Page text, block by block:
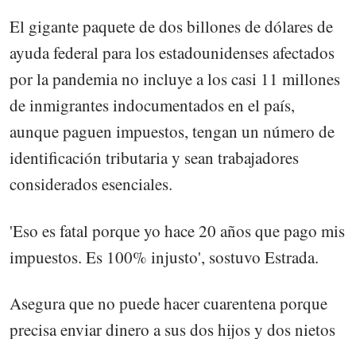
El gigante paquete de dos billones de dólares de
ayuda federal para los estadounidenses afectados
por la pandemia no incluye a los casi 11 millones
de inmigrantes indocumentados en el país,
aunque paguen impuestos, tengan un número de
identificación tributaria y sean trabajadores
considerados esenciales.
'Eso es fatal porque yo hace 20 años que pago mis
impuestos. Es 100% injusto', sostuvo Estrada.
Asegura que no puede hacer cuarentena porque
precisa enviar dinero a sus dos hijos y dos nietos